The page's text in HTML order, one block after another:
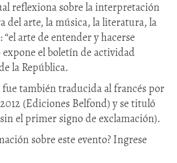
reflexiona sobre la interpretación
del arte, la música, la literatura, la
arte de entender y hacerse
el boletín de actividad
la República.
fue también traducida al francés por
(Ediciones Belfond) y se tituló
el primer signo de exclamación).
sobre este evento? Ingrese